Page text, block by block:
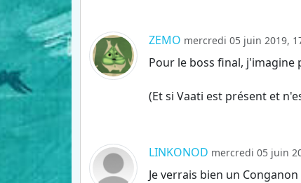
ZEMO mercredi 05 juin 2019,
Pour le boss final,
(Et si Vaati est présent et
LINKONOD mercredi 05 juin
Je verrais bien un